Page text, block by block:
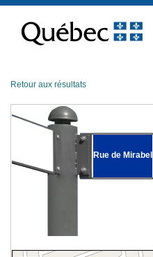
contenu
Retour aux résultats
Rue de Mirabel